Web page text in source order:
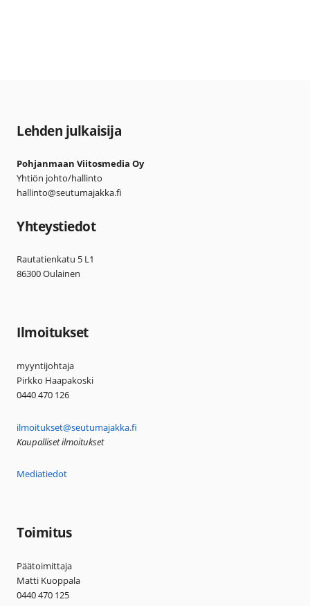
Lehden julkaisija
Pohjanmaan Viitosmedia Oy
Yhtiön johto/hallinto
hallinto@seutumajakka.fi
Yhteystiedot
Rautatienkatu 5 L1
86300 Oulainen
Ilmoitukset
myyntijohtaja
Pirkko Haapakoski
0440 470 126
ilmoitukset@seutumajakka.fi
Kaupalliset ilmoitukset
Mediatiedot
Toimitus
Päätoimittaja
Matti Kuoppala
0440 470 125